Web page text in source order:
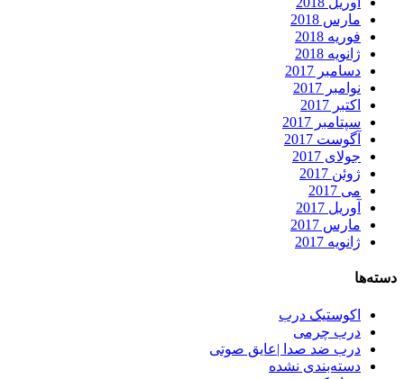
مارس 2018
فوریه 2018
ژانویه 2018
دسامبر 2017
نوامبر 2017
اکتبر 2017
سپتامبر 2017
آگوست 2017
جولای 2017
ژوئن 2017
می 2017
آوریل 2017
مارس 2017
ژانویه 2017
دسته‌ها
اکوستیک درب
درب چرمی
درب ضد صدا |عایق صوتی
دسته‌بندی نشده